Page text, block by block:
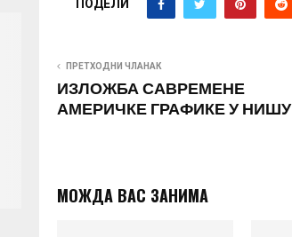
ПОДЕЛИ
ПРЕТХОДНИ ЧЛАНАК
ИЗЛОЖБА САВРЕМЕНЕ
АМЕРИЧКЕ ГРАФИКЕ У НИШУ
МОЖДА ВАС ЗАНИМА